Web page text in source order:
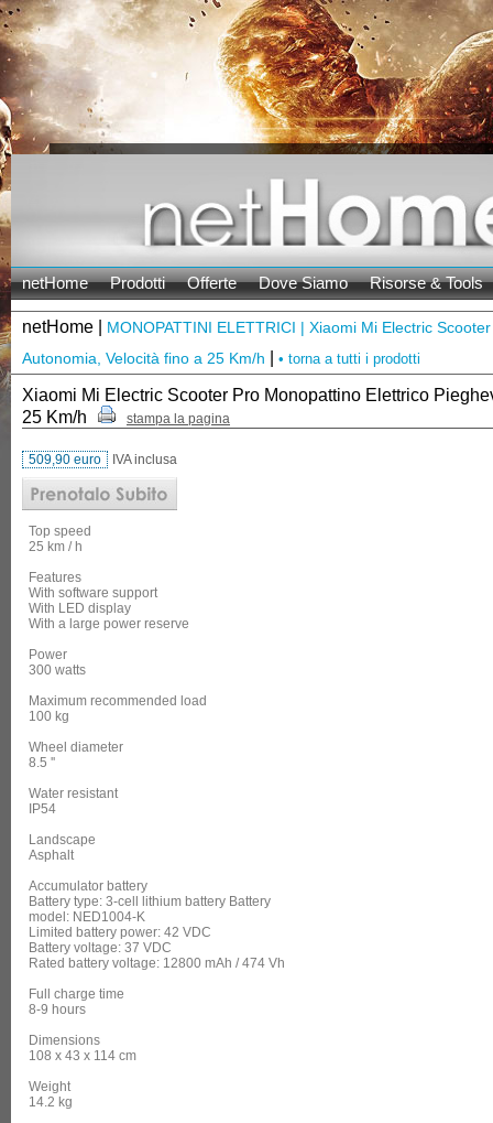
netHome Prodotti Offerte Dove Siamo Risorse & Tools
netHome | MONOPATTINI ELETTRICI | Xiaomi Mi Electric
Autonomia, Velocità fino a 25 Km/h
• torna a tutti i prodotti
Xiaomi Mi Electric Scooter Pro Monopattino Elettrico
25 Km/h
stampa la pagina
509,90 euro IVA inclusa
Top speed
25 km / h
Features
With software support
With LED display
With a large power reserve
Power
300 watts
Maximum recommended load
100 kg
Wheel diameter
8.5 ''
Water resistant
IP54
Landscape
Asphalt
Accumulator battery
Battery type: 3-cell lithium battery Battery
model: NED1004-K
Limited battery power: 42 VDC
Battery voltage: 37 VDC
Rated battery voltage: 12800 mAh / 474 Vh
Full charge time
8-9 hours
Dimensions
108 x 43 x 114 cm
Weight
14.2 kg